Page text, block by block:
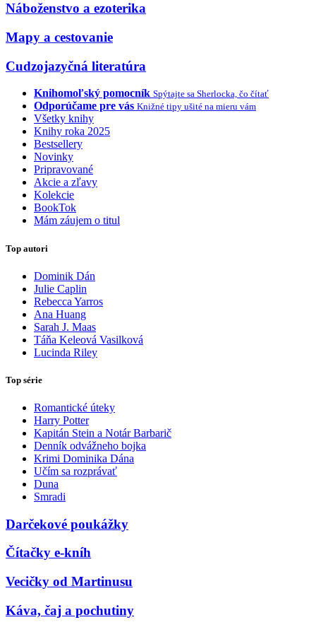
Náboženstvo a ezoterika
Mapy a cestovanie
Cudzojazyčná literatúra
Knihomoľský pomocník Spýtajte sa Sherlocka, čo čítať
Odporúčame pre vás Knižné tipy ušité na mieru vám
Všetky knihy
Knihy roka 2025
Bestsellery
Novinky
Pripravované
Akcie a zľavy
Kolekcie
BookTok
Mám záujem o titul
Top autori
Dominik Dán
Julie Caplin
Rebecca Yarros
Ana Huang
Sarah J. Maas
Táňa Keleová Vasilková
Lucinda Riley
Top série
Romantické úteky
Harry Potter
Kapitán Stein a Notár Barbarič
Denník odvážneho bojka
Krimi Dominika Dána
Učím sa rozprávať
Duna
Smradi
Darčekové poukážky
Čítačky e-kníh
Vecičky od Martinusu
Káva, čaj a pochutiny